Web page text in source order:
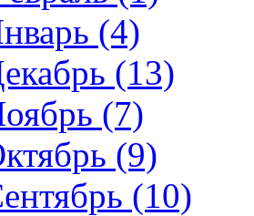
(4)
(13)
(7)
(9)
(10)